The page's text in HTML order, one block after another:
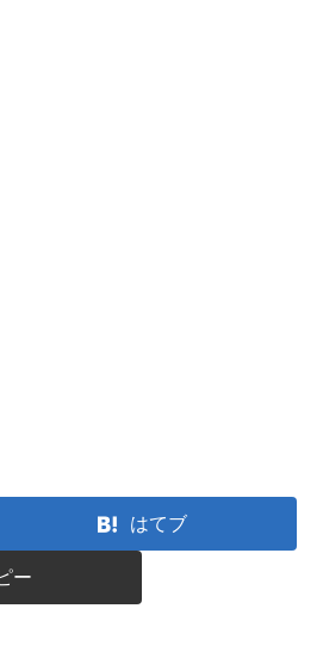
はてブ
ー